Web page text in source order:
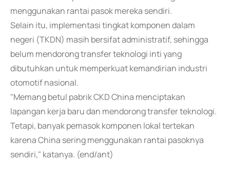
menggunakan rantai pasok mereka sendiri.
Selain itu, implementasi tingkat komponen dalam
negeri (TKDN) masih bersifat administratif, sehingga
belum mendorong transfer teknologi inti yang
dibutuhkan untuk memperkuat kemandirian industri
otomotif nasional.
"Memang betul pabrik CKD China menciptakan
lapangan kerja baru dan mendorong transfer teknologi.
Tetapi, banyak pemasok komponen lokal tertekan
karena China sering menggunakan rantai pasoknya
sendiri," katanya. (end/ant)